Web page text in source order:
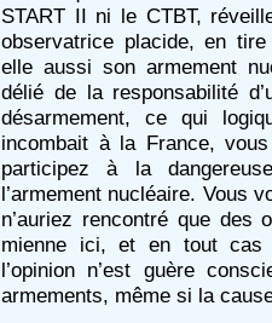
START II ni le CTBT,
observatrice placide, en
elle aussi son armement
délié de la responsabilité
désarmement, ce qui
incombait à la France,
participez à la
l’armement nucléaire. Vous
n’auriez rencontré que des
mienne ici, et en tout cas
l’opinion n’est guère
armements, même si la